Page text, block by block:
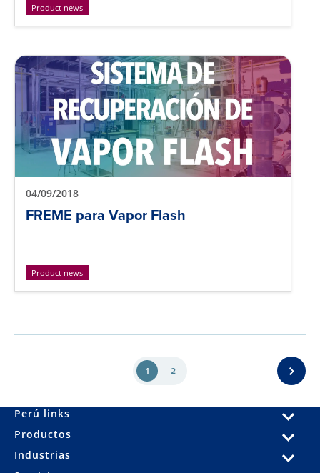
Product news
04/09/2018
FREME para Vapor Flash
Product news
1 2
Perú links
Productos
Industrias